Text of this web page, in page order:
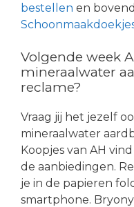
bestellen en
Volgende week
mineraalwater
reclame?
Vraag jij het jezelf
mineraalwater
Koopjes van AH
de aanbiedingen.
je in de papieren
smartphone.